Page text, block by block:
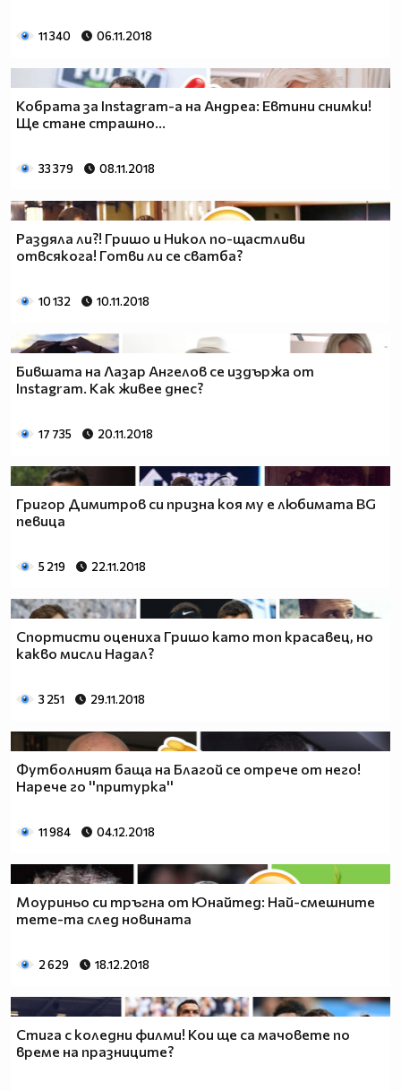
11 340 06.11.2018
Кобрата за Instagram-a на Андреа: Евтини снимки!
Ще стане страшно...
33 379 08.11.2018
Раздяла ли?! Гришо и Никол по-щастливи
отвсякога! Готви ли се сватба?
10 132 10.11.2018
Бившата на Лазар Ангелов се издържа от
Instagram. Как живее днес?
17 735 20.11.2018
Григор Димитров си призна коя му е любимата BG
певица
5 219 22.11.2018
Спортисти оцениха Гришо като топ красавец, но
какво мисли Надал?
3 251 29.11.2018
Футболният баща на Благой се отрече от него!
Нарече го ''притурка''
11 984 04.12.2018
Моуриньо си тръгна от Юнайтед: Най-смешните
meme-та след новината
2 629 18.12.2018
Стига с коледни филми! Кои ще са мачовете по
време на празниците?